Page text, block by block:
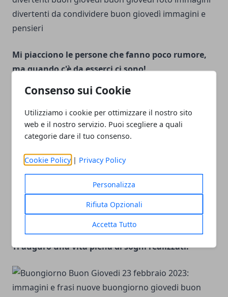
Consenso sui Cookie
Utilizziamo i cookie per ottimizzare il nostro sito
web e il nostro servizio. Puoi scegliere a quali
categorie dare il tuo consenso.
Cookie Policy | Privacy Policy
Personalizza
Rifiuta Opzionali
Accetta Tutto
Mi piacciono le persone che fanno poco rumore,
ma quando c'è da esserci ci sono!
“Non mi importa di vivere in
anch'io come donna.”
Ti auguro una vita piena di sogni realizzati!